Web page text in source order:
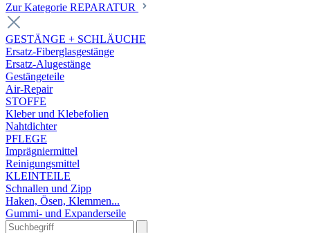
Zur Kategorie REPARATUR
GESTÄNGE + SCHLÄUCHE
Ersatz-Fiberglasgestänge
Ersatz-Alugestänge
Gestängeteile
Air-Repair
STOFFE
Kleber und Klebefolien
Nahtdichter
PFLEGE
Imprägniermittel
Reinigungsmittel
KLEINTEILE
Schnallen und Zipp
Haken, Ösen, Klemmen...
Gummi- und Expanderseile